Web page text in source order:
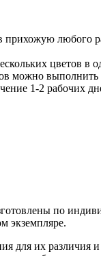
прихожую любого
цветов в
можно
1-2 рабочих
по
экземпляре.
для их различия и